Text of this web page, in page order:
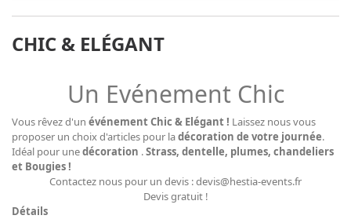
CHIC & ELÉGANT
Un Evénement Chic
Vous rêvez d'un événement Chic & Elégant ! Laissez nous vous
proposer un choix d'articles pour ladécoration de votre journée.
Idéal pour unedécoration .Strass, dentelle, plumes, chandeliers
et Bougies !
Contactez nous pour un devis : devis@hestia-events.fr
Devis gratuit !
Détails